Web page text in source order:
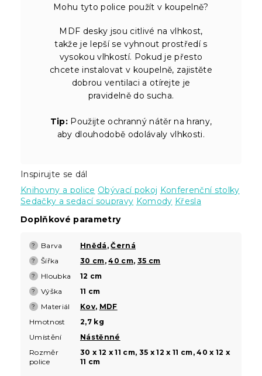
Mohu tyto police použít v koupelně?
MDF desky jsou citlivé na vlhkost,
takže je lepší se vyhnout prostředí s
vysokou vlhkostí. Pokud je přesto
chcete instalovat v koupelně, zajistěte
dobrou ventilaci a otírejte je
pravidelně do sucha.
Tip: Použijte ochranný nátěr na hrany,
aby dlouhodobě odolávaly vlhkosti.
Inspirujte se dál
Knihovny a police Obývací pokoj Konferenční stolky
Sedačky a sedací soupravy Komody Křesla
Doplňkové parametry
? Barva Hnědá ,Černá
? Šířka 30 cm,40 cm, 35 cm
? Hloubka 12 cm
? Výška 11 cm
? Materiál Kov, MDF
Hmotnost
2,7 kg
Umístění
Nástěnné
Rozměr
police
30 x 12 x 11 cm, 35 x 12 x 11 cm, 40 x 12 x
11 cm